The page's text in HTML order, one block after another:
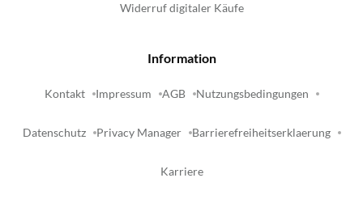
Widerruf digitaler Käufe
Information
Kontakt Impressum AGB Nutzungsbedingungen
Datenschutz Privacy Manager Barrierefreiheitserklaerung
Karriere